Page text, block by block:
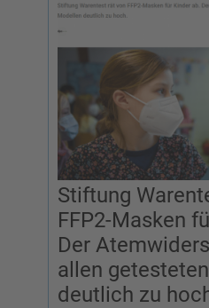
Stiftung
FFP2-Masken
Der
allen
deutlich zu